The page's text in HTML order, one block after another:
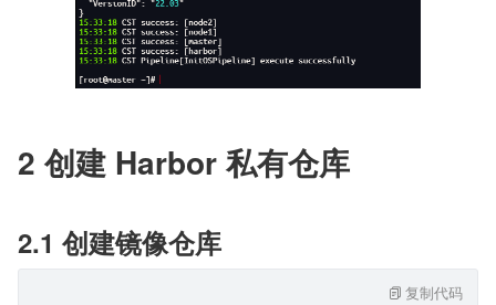
2 创建 Harbor 私有仓库
2.1 创建镜像仓库
复制代码